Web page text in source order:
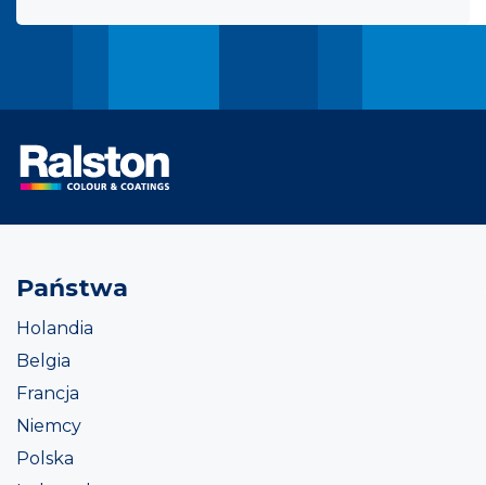
Państwa
Holandia
Belgia
Francja
Niemcy
Polska